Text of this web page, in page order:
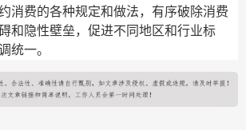
消费的各种规定和做法，有序破除消费
和隐性壁垒，促进不同地区和行业标
统一。